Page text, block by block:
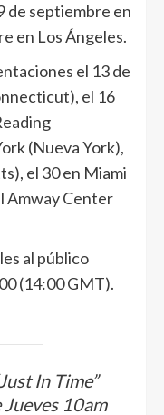
de septiembre en
en Los Ángeles.
el 13 de
el 16
(Nueva York),
el 30 en Miami
Amway Center
al público
(14:00 GMT).
In Time”
10am